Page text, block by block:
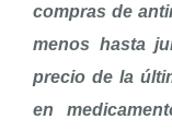
compras de
menos hasta
precio de la
en